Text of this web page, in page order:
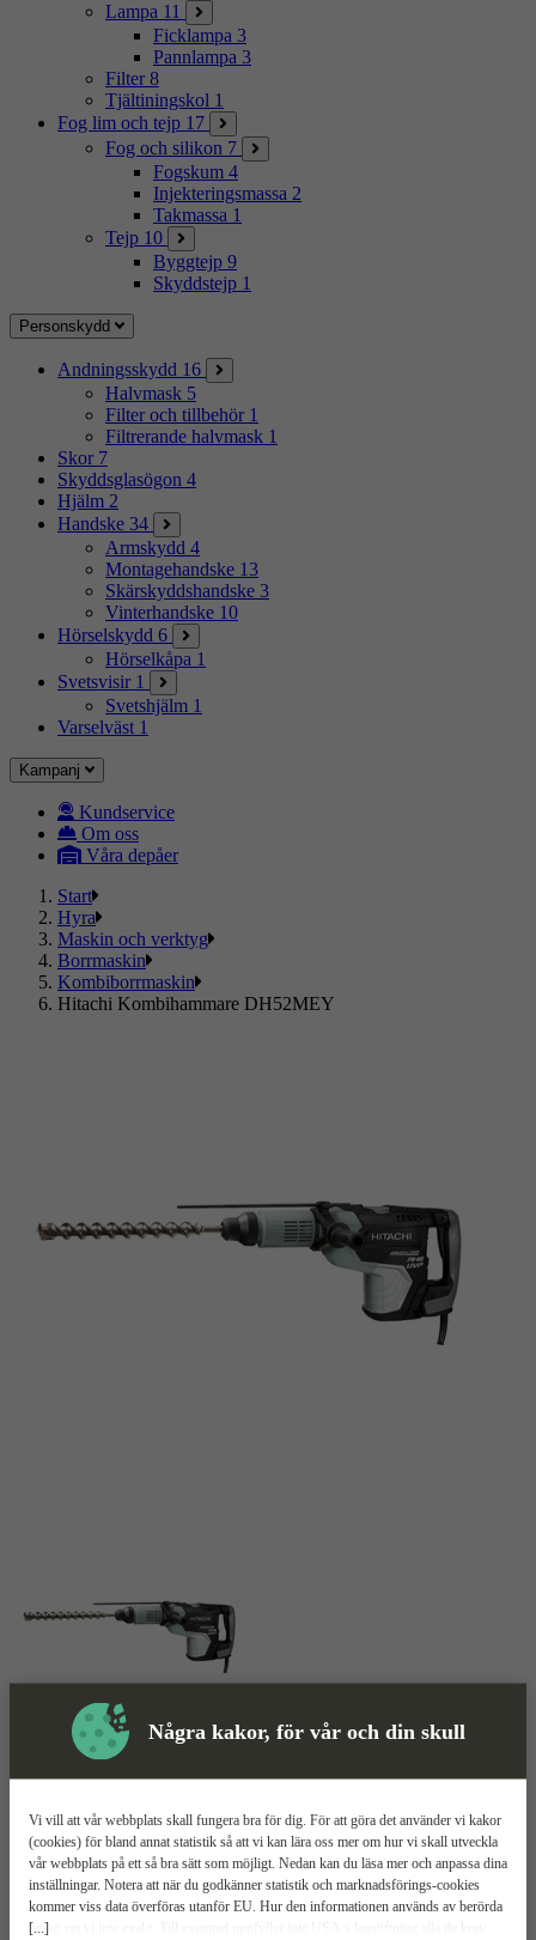
Några kakor, för vår och din skull
[...]
Vi vill att vår webbplats skall fungera bra för dig. För att göra det använder vi kakor
(cookies) för bland annat statistik så att vi kan lära oss mer om hur vi skall utveckla
vår webbplats på ett så bra sätt som möjligt. Nedan kan du läsa mer och anpassa dina
inställningar. Notera att när du godkänner statistik och marknadsförings-cookies
kommer viss data överföras utanför EU. Hur den informationen används av berörda
bolag vet vi inte exakt. Till exempel uppfyller inte USA:s lagstiftning alla de krav
Lampa 11
Ficklampa 3
Pannlampa 3
Filter 8
Tjältiningskol 1
Fog lim och tejp 17
Fog och silikon 7
Fogskum 4
Injekteringsmassa 2
Takmassa 1
Tejp 10
Byggtejp 9
Skyddstejp 1
Personskydd
Andningsskydd 16
Halvmask 5
Filter och tillbehör 1
Filtrerande halvmask 1
Skor 7
Skyddsglasögon 4
Hjälm 2
Handske 34
Armskydd 4
Montagehandske 13
Skärskyddshandske 3
Vinterhandske 10
Hörselskydd 6
Hörselkåpa 1
Svetsvisir 1
Svetshjälm 1
Varselväst 1
Kampanj
Kundservice
Om oss
Våra depåer
Start
Hyra
Maskin och verktyg
Borrmaskin
Kombiborrmaskin
Hitachi Kombihammare DH52MEY
Kombihammare Mer information